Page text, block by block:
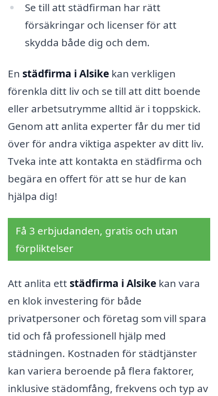
Se till att städfirman har rätt
försäkringar och licenser för att
skydda både dig och dem.
En städfirma i Alsike kan verkligen
förenkla ditt liv och se till att ditt boende
eller arbetsutrymme alltid är i toppskick.
Genom att anlita experter får du mer tid
över för andra viktiga aspekter av ditt liv.
Tveka inte att kontakta en städfirma och
begära en offert för att se hur de kan
hjälpa dig!
Få 3 erbjudanden, gratis och utan
förpliktelser
Att anlita ett städfirma i Alsike kan vara
en klok investering för både
privatpersoner och företag som vill spara
tid och få professionell hjälp med
städningen. Kostnaden för städtjänster
kan variera beroende på flera faktorer,
inklusive städomfång, frekvens och typ av